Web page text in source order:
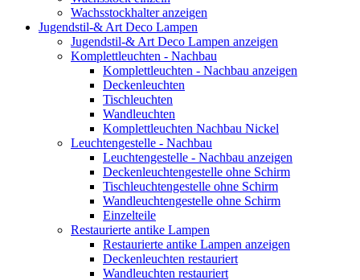
Wachsstockhalter anzeigen
Jugendstil-& Art Deco Lampen
Jugendstil-& Art Deco Lampen anzeigen
Komplettleuchten - Nachbau
Komplettleuchten - Nachbau anzeigen
Deckenleuchten
Tischleuchten
Wandleuchten
Komplettleuchten Nachbau Nickel
Leuchtengestelle - Nachbau
Leuchtengestelle - Nachbau anzeigen
Deckenleuchtengestelle ohne Schirm
Tischleuchtengestelle ohne Schirm
Wandleuchtengestelle ohne Schirm
Einzelteile
Restaurierte antike Lampen
Restaurierte antike Lampen anzeigen
Deckenleuchten restauriert
Wandleuchten restauriert